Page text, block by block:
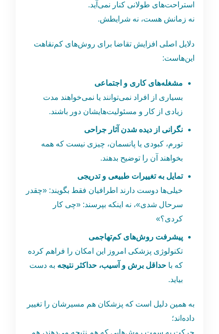
استراحت‌های طولانی کنار نمی‌آید.
نه زمانش هست، نه شرایطش.
دلایل اصلی افزایش تقاضا برای روش‌های کم‌نقاهت
این‌هاست:
مشغله‌های کاری و اجتماعی
بسیاری از افراد نمی‌توانند یا نمی‌خواهند مدت
زیادی از کار و مسئولیت‌هایشان دور باشند.
نگرانی از دیده شدن آثار جراحی
تورم، کبودی یا پانسمان، چیزی نیست که همه
بخواهند آن را توضیح بدهند.
تمایل به تغییرات طبیعی و تدریجی
خیلی‌ها دوست دارند اطرافیان فقط بگویند: «چقدر
سرحال شدی»، نه اینکه بپرسند: «چی کار
کردی؟»
پیشرفت روش‌های کم‌تهاجمی
تکنولوژی پزشکی امروز این امکان را فراهم کرده
که باحداقل برش و آسیب، حداکثر نتیجه به دست
بیاید.
به همین دلیل است که پزشکان هم مسیرشان را تغییر
داده‌اند؛
حرکت به سمت روش‌هایی که هم نتیجه می‌دهند، هم